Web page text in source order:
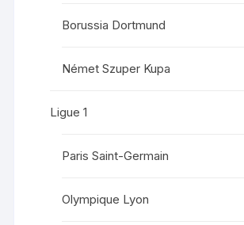
Borussia Dortmund
Német Szuper Kupa
Ligue 1
Paris Saint-Germain
Olympique Lyon